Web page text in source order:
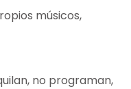
músicos,
no programan,